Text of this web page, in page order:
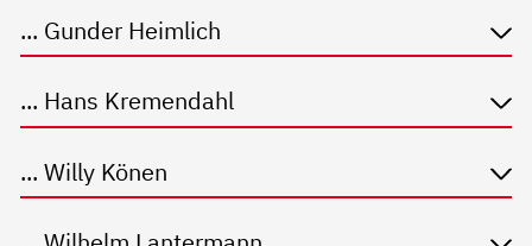
... Gunder Heimlich
... Hans Kremendahl
... Willy Könen